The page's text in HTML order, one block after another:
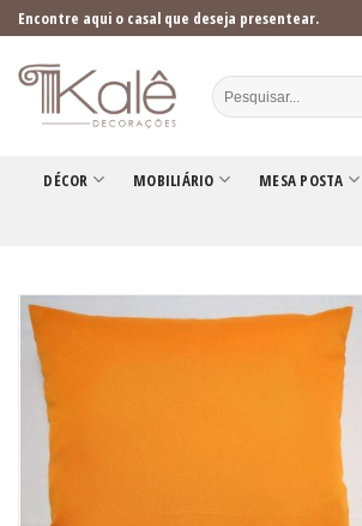
Skip
to
content
Encontre aqui o casal que deseja presentear.
DÉCOR MOBILIÁRIO MESA POSTA